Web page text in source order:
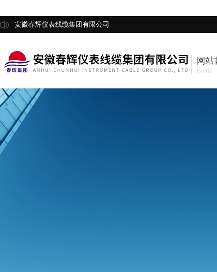
安徽春辉仪表线缆集团有限公司
网站
Home